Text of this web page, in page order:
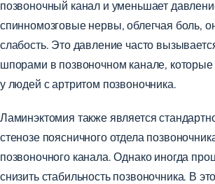
позвоночный канал и уменьшает
спинномозговые нервы,облегчая боль,
слабость. Это давление часто
шпорами в позвоночном канале, которые
у людей с артритом позвоночника.
Ламинэктомия также является
стенозе поясничного отдела
позвоночного канала. Однако иногда
снизить стабильность позвоночника. В